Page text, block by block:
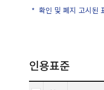
확인 및 폐지 고시된
인용표준